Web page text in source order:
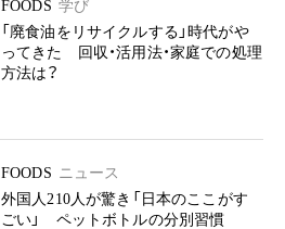
FOODS 学び
「廃食油をリサイクルする」時代がや
ってきた 回収・活用法・家庭での処理
方法は？
FOODS ニュース
外国人210人が驚き「日本のここがす
ごい」 ペットボトルの分別習慣